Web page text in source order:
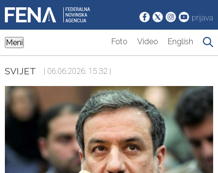
prijava
Meni Foto Video English
SVIJET | 06.06.2026. 15:32 |